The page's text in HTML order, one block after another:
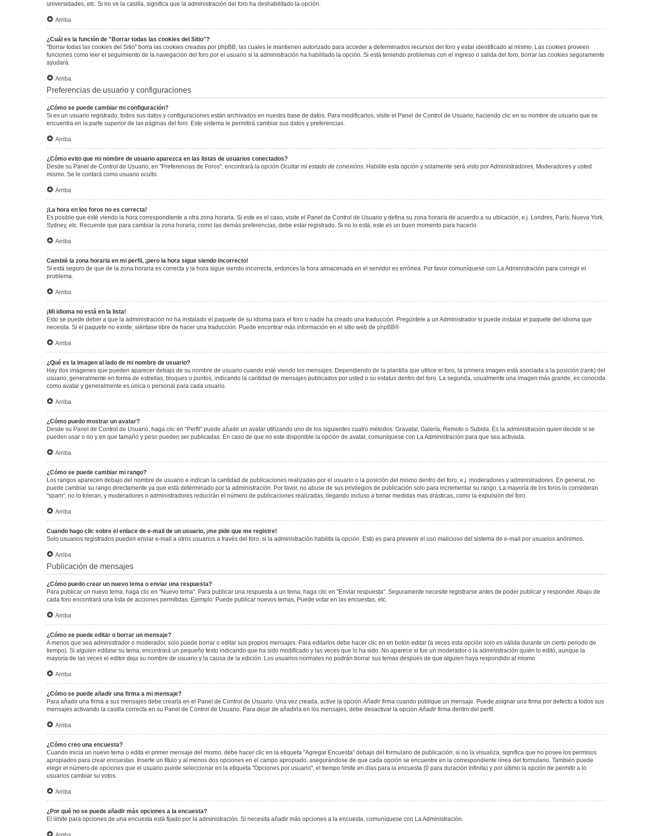
universidades, etc. Si no ve la casilla, significa que la administración del foro ha deshabilitado la opción.
Arriba
¿Cuál es la función de "Borrar todas las cookies del Sitio"?
"Borrar todas las cookies del Sitio" borra las cookies creadas por phpBB, las cuales le mantienen autorizado para acceder a determinados recursos del foro y estar identificado al mismo. Las cookies proveen
funciones como leer el seguimiento de la navegación del foro por el usuario si la administración ha habilitado la opción. Si está teniendo problemas con el ingreso o salida del foro, borrar las cookies seguramente
ayudará.
Arriba
Preferencias de usuario y configuraciones
¿Cómo se puede cambiar mi configuración?
Si es un usuario registrado, todos sus datos y configuraciones están archivados en nuestra base de datos. Para modificarlos, visite el Panel de Control de Usuario; haciendo clic en su nombre de usuario que se
encuentra en la parte superior de las páginas del foro. Este sistema le permitirá cambiar sus datos y preferencias.
Arriba
¿Cómo evito que mi nombre de usuario aparezca en las listas de usuarios conectados?
Desde su Panel de Control de Usuario, en "Preferencias de Foros", encontrará la opción Ocultar mi estado de conexións. Habilite esta opción y solamente será visto por Administradores, Moderadores y usted
mismo. Se le contará como usuario oculto.
Arriba
¡La hora en los foros no es correcta!
Es posible que esté viendo la hora correspondiente a otra zona horaria. Si este es el caso, visite el Panel de Control de Usuario y defina su zona horaria de acuerdo a su ubicación, e.j. Londres, París, Nueva York,
Sydney, etc. Recuerde que para cambiar la zona horaria, como las demás preferencias, debe estar registrado. Si no lo está, este es un buen momento para hacerlo.
Arriba
Cambié la zona horaria en mi perfil, ¡pero la hora sigue siendo incorrecto!
Si está seguro de que de la zona horaria es correcta y la hora sigue siendo incorrecta, entonces la hora almacenada en el servidor es errónea. Por favor comuníquese con La Administración para corregir el
problema.
Arriba
¡Mi idioma no está en la lista!
Esto se puede deber a que la administración no ha instalado el paquete de su idioma para el foro o nadie ha creado una traducción. Pregúntele a un Administrador si puede instalar el paquete del idioma que
necesita. Si el paquete no existe, siéntase libre de hacer una traducción. Puede encontrar más información en el sitio web de phpBB®
Arriba
¿Qué es la imagen al lado de mi nombre de usuario?
Hay dos imágenes que pueden aparecer debajo de su nombre de usuario cuando esté viendo los mensajes. Dependiendo de la plantilla que utilice el foro, la primera imagen está asociada a la posición (rank) del
usuario, generalmente en forma de estrellas, bloques o puntos, indicando la cantidad de mensajes publicados por usted o su estatus dentro del foro. La segunda, usualmente una imagen más grande, es conocida
como avatar y generalmente es única o personal para cada usuario.
Arriba
¿Cómo puedo mostrar un avatar?
Desde su Panel de Control de Usuario, haga clic en “Perfil” puede añadir un avatar utilizando uno de los siguientes cuatro métodos: Gravatar, Galería, Remoto o Subida. Es la administración quien decide si se
pueden usar o no y en que tamaño y peso pueden ser publicadas. En caso de que no este disponible la opción de avatar, comuníquese con La Administración para que sea activada.
Arriba
¿Cómo se puede cambiar mi rango?
Los rangos aparecen debajo del nombre de usuario e indican la cantidad de publicaciones realizadas por el usuario o la posición del mismo dentro del foro, e.j. moderadores y administradores. En general, no
puede cambiar su rango directamente ya que está determinado por la administración. Por favor, no abuse de sus privilegios de publicación solo para incrementar su rango. La mayoría de los foros lo consideran
"spam", no lo toleran, y moderadores o administradores reducirán el número de publicaciones realizadas, llegando incluso a tomar medidas mas drásticas, como la expulsión del foro.
Arriba
Cuando hago clic sobre el enlace de e-mail de un usuario, ¡me pide que me registre!
Solo usuarios registrados pueden enviar e-mail a otros usuarios a través del foro, si la administración habilita la opción. Esto es para prevenir el uso malicioso del sistema de e-mail por usuarios anónimos.
Arriba
Publicación de mensajes
¿Cómo puedo crear un nuevo tema o enviar una respuesta?
Para publicar un nuevo tema, haga clic en "Nuevo tema". Para publicar una respuesta a un tema, haga clic en "Enviar respuesta". Seguramente necesite registrarse antes de poder publicar y responder. Abajo de
cada foro encontrará una lista de acciones permitidas. Ejemplo: Puede publicar nuevos temas, Puede votar en las encuestas, etc.
Arriba
¿Cómo se puede editar o borrar un mensaje?
A menos que sea administrador o moderador, solo puede borrar o editar sus propios mensajes. Para editarlos debe hacer clic en en botón editar(a veces esta opción solo es válida durante un cierto periodo de
tiempo). Si alguien editase su tema, encontrará un pequeño texto indicando que ha sido modificado y las veces que lo ha sido. No aparece si fue un moderador o la administración quién lo editó, aunque la
mayoría de las veces el editor deja su nombre de usuario y la causa de la edición. Los usuarios normales no podrán borrar sus temas después de que alguien haya respondido al mismo.
Arriba
¿Cómo se puede añadir una firma a mi mensaje?
Para añadir una firma a sus mensajes debe crearla en el Panel de Control de Usuario. Una vez creada, active la opciónAñadir firma cuando publique un mensaje. Puede asignar una firma por defecto a todos sus
mensajes activando la casilla correcta en su Panel de Control de Usuario. Para dejar de añadirla en los mensajes, debe desactivar la opciónAñadir firma dentro del perfil.
Arriba
¿Cómo creo una encuesta?
Cuando inicia un nuevo tema o edita el primer mensaje del mismo, debe hacer clic en la etiqueta "Agregar Encuesta" debajo del formulario de publicación; si no la visualiza, significa que no posee los permisos
apropiados para crear encuestas. Inserte un título y al menos dos opciones en el campo apropiado, asegurándose de que cada opción se encuentre en la correspondiente línea del formulario. También puede
elegir el número de opciones que el usuario puede seleccionar en la etiqueta "Opciones por usuario", el tiempo límite en días para la encuesta (0 para duración infinita) y por último la opción de permitir a lo
usuarios cambiar su votos.
Arriba
¿Por qué no se puede añadir más opciones a la encuesta?
El límite para opciones de una encuesta está fijado por la administración. Si necesita añadir más opciones a la encuesta, comuníquese con La Administración.